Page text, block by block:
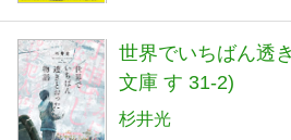
世界でいちばん透
文庫 す 31-2)
杉井光